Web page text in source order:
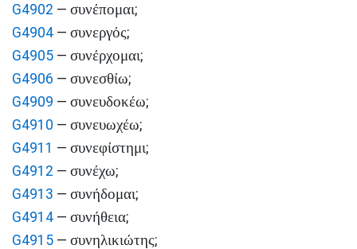
G4902 — συνέπομαι;
G4904 — συνεργός;
G4905 — συνέρχομαι;
G4906 — συνεσθίω;
G4909 — συνευδοκέω;
G4910 — συνευωχέω;
G4911 — συνεφίστημι;
G4912 — συνέχω;
G4913 — συνήδομαι;
G4914 — συνήθεια;
G4915 — συνηλικιώτης;